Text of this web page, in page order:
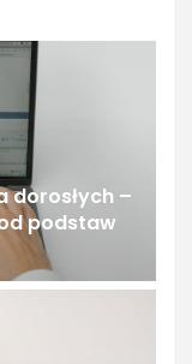
dorosłych –
podstaw